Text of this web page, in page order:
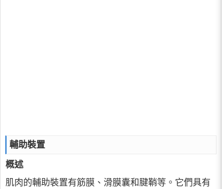
輔助裝置
概述
肌肉的輔助裝置有筋膜、滑膜囊和腱鞘等。它們具有